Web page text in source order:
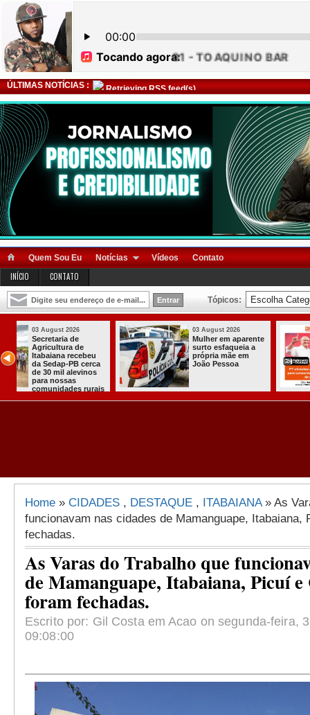
ÚLTIMAS NOTÍCIAS : Retrieving RSS feed(s)
Quem Sou Eu Notícias Vídeos Contato
INÍCIO CONTATO
Tópicos:
03 August 2026
Mulher em aparente
surto esfaqueia a
própria mãe em
João Pessoa
03 August 2026
PT oficializa
candidatura
para
quarto
presidente
Home » CIDADES , DESTAQUE , ITABAIANA» As
funcionavam nas cidades de Mamanguape, Itabaiana,
fechadas.
As Varas do Trabalho que
de Mamanguape, Itabaiana, Picuí e
foram fechadas.
Escrito por: Gil Costa em Acao on segunda-feira,
09:08:00